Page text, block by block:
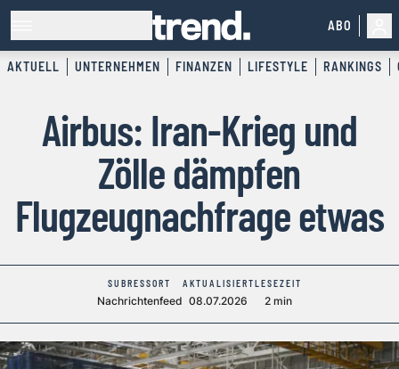
ABO
AKTUELL UNTERNEHMEN FINANZEN LIFESTYLE RANKINGS
Airbus: Iran-Krieg und
Zölle dämpfen
Flugzeugnachfrage etwas
SUBRESSORT
Nachrichtenfeed
AKTUALISIERT
08.07.2026
LESEZEIT
2 min